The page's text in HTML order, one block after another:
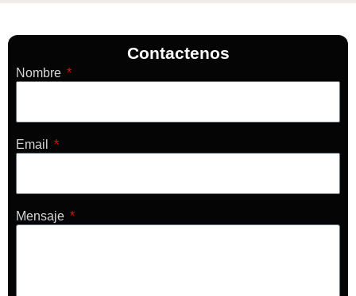
Contactenos
Nombre
Email
Mensaje